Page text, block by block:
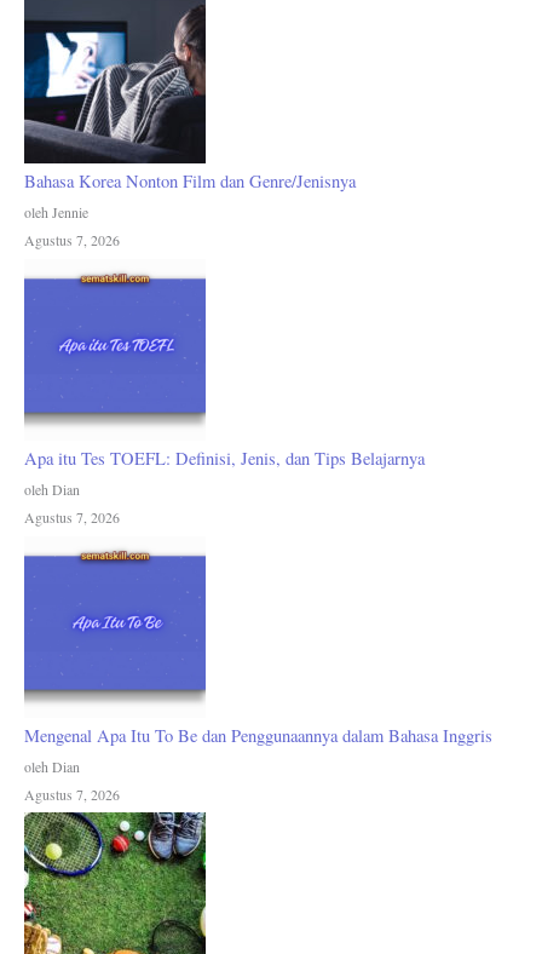
Bahasa Korea Nonton Film dan Genre/Jenisnya
oleh Jennie
Agustus 7, 2026
Apa itu Tes TOEFL: Definisi, Jenis, dan Tips Belajarnya
oleh Dian
Agustus 7, 2026
Mengenal Apa Itu To Be dan Penggunaannya dalam Bahasa Inggris
oleh Dian
Agustus 7, 2026